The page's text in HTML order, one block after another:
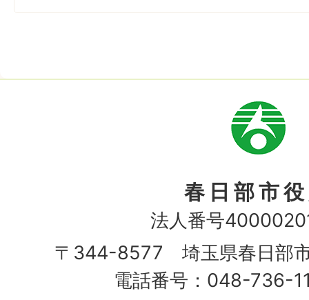
市
章
春日部市
法人番号
〒344-8577 埼玉県春日部
電話番号：048-736-